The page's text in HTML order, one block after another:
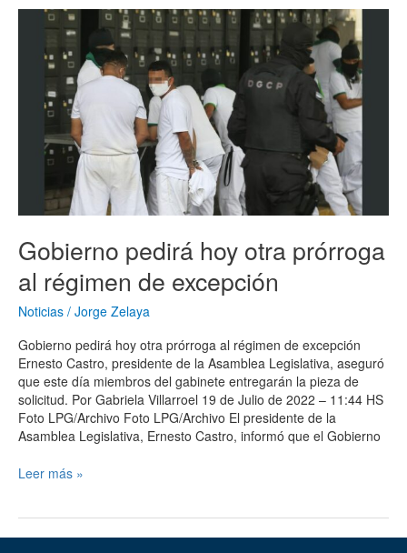
Gobierno pedirá hoy otra prórroga
al régimen de excepción
Noticias / Jorge Zelaya
Gobierno pedirá hoy otra prórroga al régimen de excepción
Ernesto Castro, presidente de la Asamblea Legislativa, aseguró
que este día miembros del gabinete entregarán la pieza de
solicitud. Por Gabriela Villarroel 19 de Julio de 2022 – 11:44 HS
Foto LPG/Archivo Foto LPG/Archivo El presidente de la
Asamblea Legislativa, Ernesto Castro, informó que el Gobierno
Gobierno
prórroga
excepción
Leer más »